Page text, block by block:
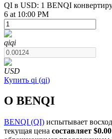
USDT-фьючерсы
QI в USD: 1 BENQI
6 at 10:00 PM
qiqi
USD
Купить qi (qi)
О BENQI
BENQI (QI) испытывает
текущая цена составляет